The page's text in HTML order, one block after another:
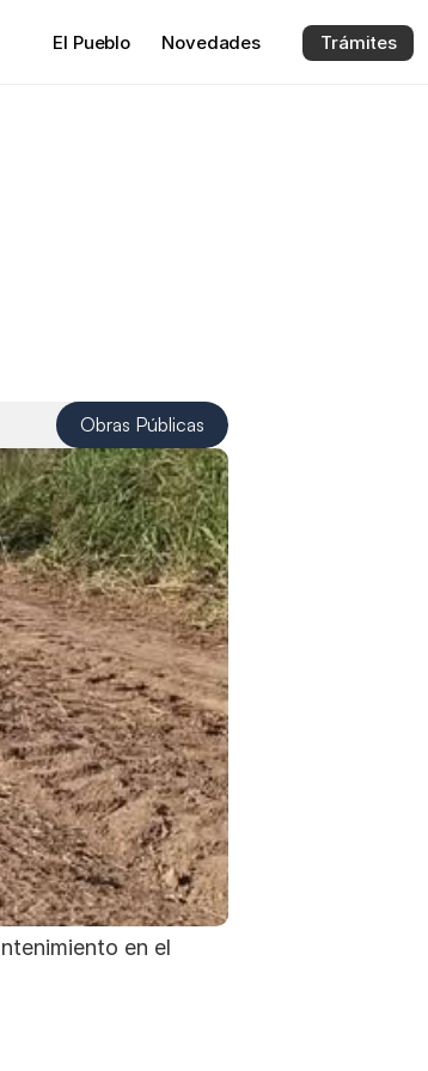
Obras Públicas
El Pueblo Novedades Trámites
en el